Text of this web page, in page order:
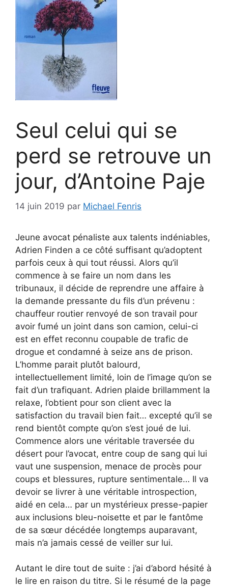
Seul celui qui se
perd se retrouve un
jour, d’Antoine Paje
14 juin 2019 par Michael Fenris
Jeune avocat pénaliste aux talents indéniables,
Adrien Finden a ce côté suffisant qu’adoptent
parfois ceux à qui tout réussi. Alors qu’il
commence à se faire un nom dans les
tribunaux, il décide de reprendre une affaire à
la demande pressante du fils d’un prévenu :
chauffeur routier renvoyé de son travail pour
avoir fumé un joint dans son camion, celui-ci
est en effet reconnu coupable de trafic de
drogue et condamné à seize ans de prison.
L’homme parait plutôt balourd,
intellectuellement limité, loin de l’image qu’on se
fait d’un trafiquant. Adrien plaide brillamment la
relaxe, l’obtient pour son client avec la
satisfaction du travail bien fait… excepté qu’il se
rend bientôt compte qu’on s’est joué de lui.
Commence alors une véritable traversée du
désert pour l’avocat, entre coup de sang qui lui
vaut une suspension, menace de procès pour
coups et blessures, rupture sentimentale… Il va
devoir se livrer à une véritable introspection,
aidé en cela… par un mystérieux presse-papier
aux inclusions bleu-noisette et par le fantôme
de sa sœur décédée longtemps auparavant,
mais n’a jamais cessé de veiller sur lui.
Autant le dire tout de suite : j’ai d’abord hésité à
le lire en raison du titre. Si le résumé de la page